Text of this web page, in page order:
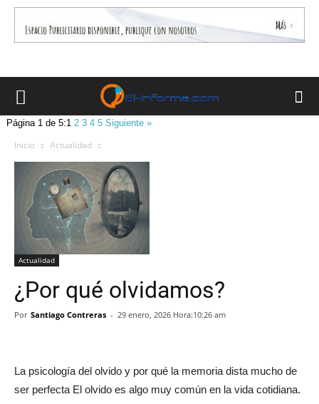
Página 1 de 5:12 3 4 5 Siguiente »
Inicio Actualidad
Actualidad
¿Por qué olvidamos?
Por Santiago Contreras - 29 enero, 2026 Hora:10:26 am
La psicología del olvido y por qué la memoria dista mucho de
ser perfecta El olvido es algo muy común en la vida cotidiana.